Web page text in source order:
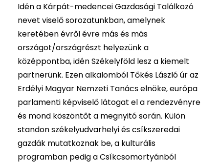
Idén a Kárpát-medencei Gazdasági Találkozó
nevet viselő sorozatunkban, amelynek
keretében évről évre más és más
országot/országrészt helyezünk a
középpontba, idén Székelyföld lesz a kiemelt
partnerünk. Ezen alkalomból Tőkés László úr az
Erdélyi Magyar Nemzeti Tanács elnöke, európa
parlamenti képviselő látogat el a rendezvényre
és mond köszöntőt a megnyitó során. Külön
standon székelyudvarhelyi és csíkszeredai
gazdák mutatkoznak be, a kulturális
programban pedig a Csíkcsomortyánból